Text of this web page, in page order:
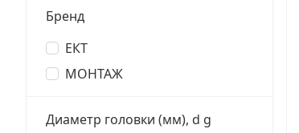
Комплекты и наборы крепежа
Метрический крепеж
Бренд
ЕКТ
МОНТАЖ
Диаметр головки (мм), d g